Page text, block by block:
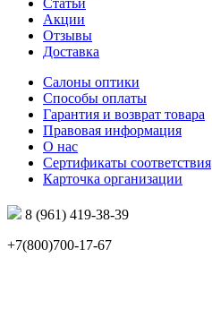
Статьи
Акции
Отзывы
Доставка
Салоны оптики
Способы оплаты
Гарантия и возврат товара
Правовая информация
О нас
Сертификаты соответствия
Карточка организации
8 (961) 419-38-39
+7(800)700-17-67